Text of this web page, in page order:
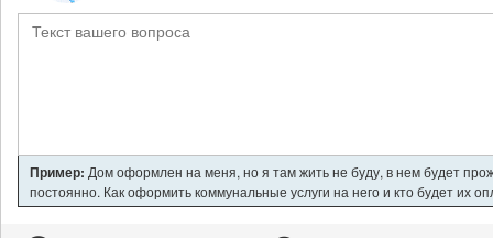
Пример: Дом оформлен на меня, но я там жить не буду, в нем будет
постоянно. Как оформить коммунальные услуги на него и кто будет их